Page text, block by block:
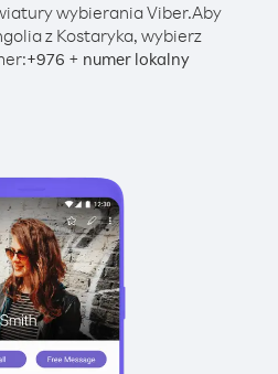
wybierania Viber.Aby
z Kostaryka, wybierz
+976 + numer lokalny